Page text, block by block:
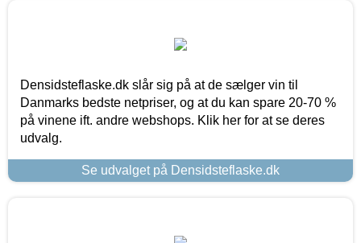
Densidsteflaske.dk slår sig på at de sælger vin til
Danmarks bedste netpriser, og at du kan spare 20-70 %
på vinene ift. andre webshops. Klik her for at se deres
udvalg.
Se udvalget på Densidsteflaske.dk